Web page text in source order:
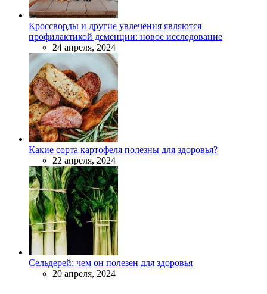
Кроссворды и другие увлечения являются
профилактикой деменции: новое исследование
24 апреля, 2024
Какие сорта картофеля полезны для здоровья?
22 апреля, 2024
Сельдерей: чем он полезен для здоровья
20 апреля, 2024